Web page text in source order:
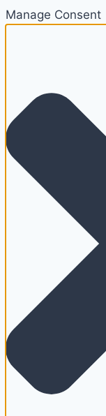
Manage Consent